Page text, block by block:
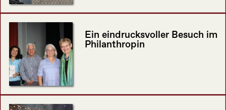
Ein eindrucksvoller Besuch im
Philanthropin